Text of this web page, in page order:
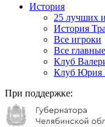
История
25 лучших
История
Все игроки
Все
Клуб
Клуб Юрия
При поддержке: